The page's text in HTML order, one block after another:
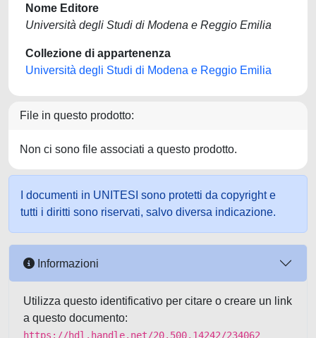
Nome Editore
Università degli Studi di Modena e Reggio Emilia
Collezione di appartenenza
Università degli Studi di Modena e Reggio Emilia
File in questo prodotto:
Non ci sono file associati a questo prodotto.
I documenti in UNITESI sono protetti da copyright e
tutti i diritti sono riservati, salvo diversa indicazione.
Informazioni
Utilizza questo identificativo per citare o creare un link
a questo documento:
https://hdl.handle.net/20.500.14242/234062